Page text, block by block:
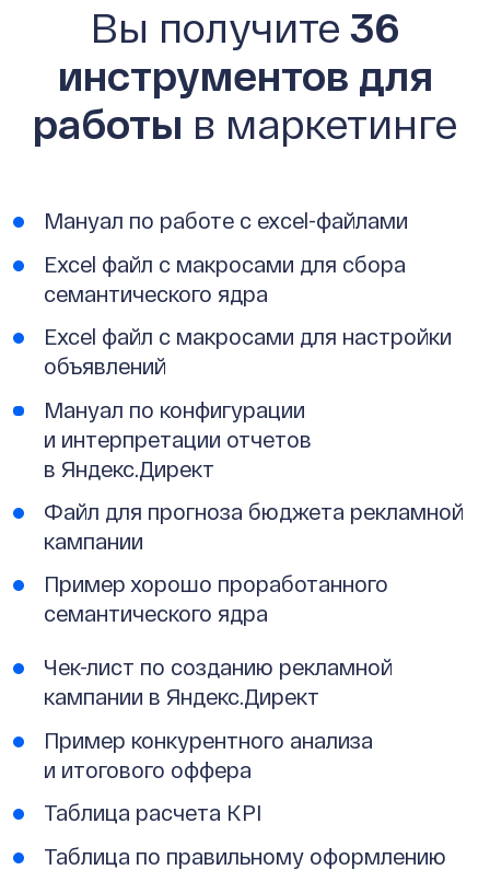
Вы получите 36
инструментов для
работы в маркетинге
Мануал по работе с exсel-файлами
Excel файл с макросами для сбора
семантического ядра
Excel файл с макросами для настройки
объявлений
Мануал по конфигурации
и интерпретации отчетов
в Яндекс.Директ
Файл для прогноза бюджета рекламной
кампании
Пример хорошо проработанного
семантического ядра
Чек-лист по созданию рекламной
кампании в Яндекс.Директ
Пример конкурентного анализа
и итогового оффера
Таблица расчета KPI
Таблица по правильному оформлению